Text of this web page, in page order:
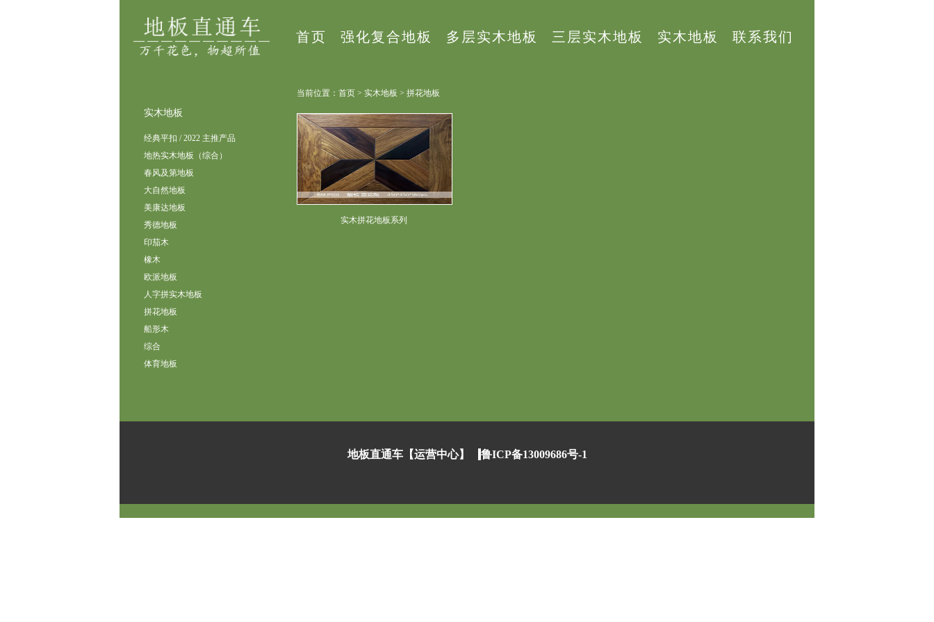
首页 强化复合地板 多层实木地板 三层实木地板 实木地板 联系我们
实木地板
经典平扣 / 2022 主推产品
地热实木地板（综合）
春风及第地板
大自然地板
美康达地板
秀德地板
印茄木
橡木
欧派地板
人字拼实木地板
拼花地板
船形木
综合
体育地板
当前位置：首页 > 实木地板 > 拼花地板
实木拼花地板系列
地板直通车【运营中心】 鲁ICP备13009686号-1